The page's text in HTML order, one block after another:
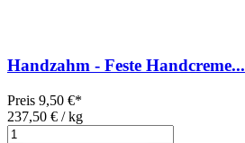
Handzahm - Feste Handcreme...
Preis 9,50 €*
237,50 € / kg